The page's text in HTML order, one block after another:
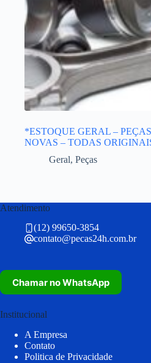
*ESTOQUE GERAL –
NOVAS – TODAS
Geral, Peças
Atendimento
(12) 99650-3854
contato@pecas24h.com.br
Chamar no WhatsApp
Institucional
A Empresa
Contato
Politica de Privacidade